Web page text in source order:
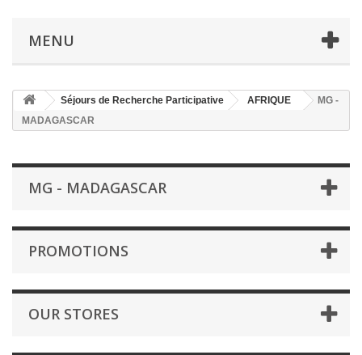
MENU
Séjours de Recherche Participative AFRIQUE
MG -
MADAGASCAR
MG - MADAGASCAR
PROMOTIONS
OUR STORES